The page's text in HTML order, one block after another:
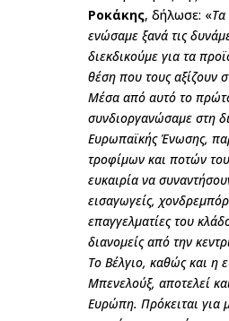
Ροκάκης, δήλωσε: «Τα
ενώσαμε ξανά τις
διεκδικούμε για τα
θέση που τους αξίζουν
Μέσα από αυτό το
συνδιοργανώσαμε στη
Ευρωπαϊκής Ένωσης,
τροφίμων και ποτών
ευκαιρία να
εισαγωγείς,
επαγγελματίες του
διανομείς από την
Το Βέλγιο, καθώς και η
Μπενελούξ, αποτελεί
Ευρώπη. Πρόκειται για